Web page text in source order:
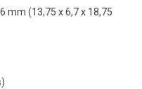
mm (13,75 x 6,7 x 18,75